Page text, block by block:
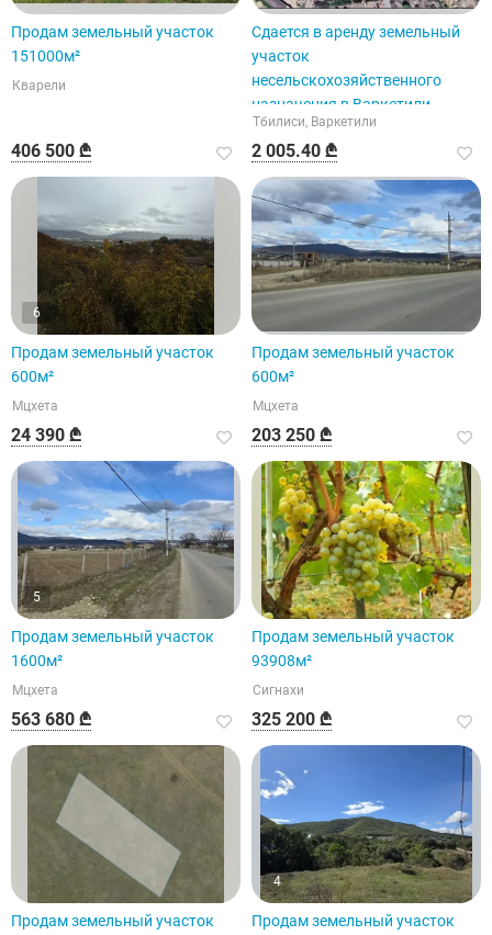
Продам земельный участок
151000м²
Кварели
406 500 ₾
Сдается в аренду земельный
участок
несельскохозяйственного
назначения в Варкетили.
Тбилиси, Варкетили
2 005.40 ₾
6
Продам земельный участок
600м²
Мцхета
24 390 ₾
Продам земельный участок
600м²
Мцхета
203 250 ₾
5
Продам земельный участок
1600м²
Мцхета
563 680 ₾
Продам земельный участок
93908м²
Сигнахи
325 200 ₾
Продам земельный участок
4
Продам земельный участок